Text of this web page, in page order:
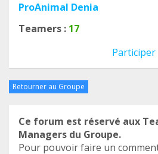
ProAnimal Denia
Teamers : 17
Participer
Retourner au Groupe
Ce forum est réservé aux
Managers du Groupe.
Pour pouvoir faire un